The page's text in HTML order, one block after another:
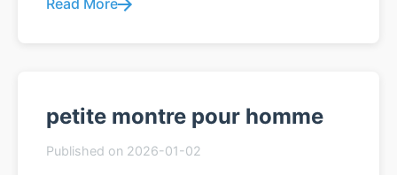
Read More
petite montre pour homme
Published on 2026-01-02